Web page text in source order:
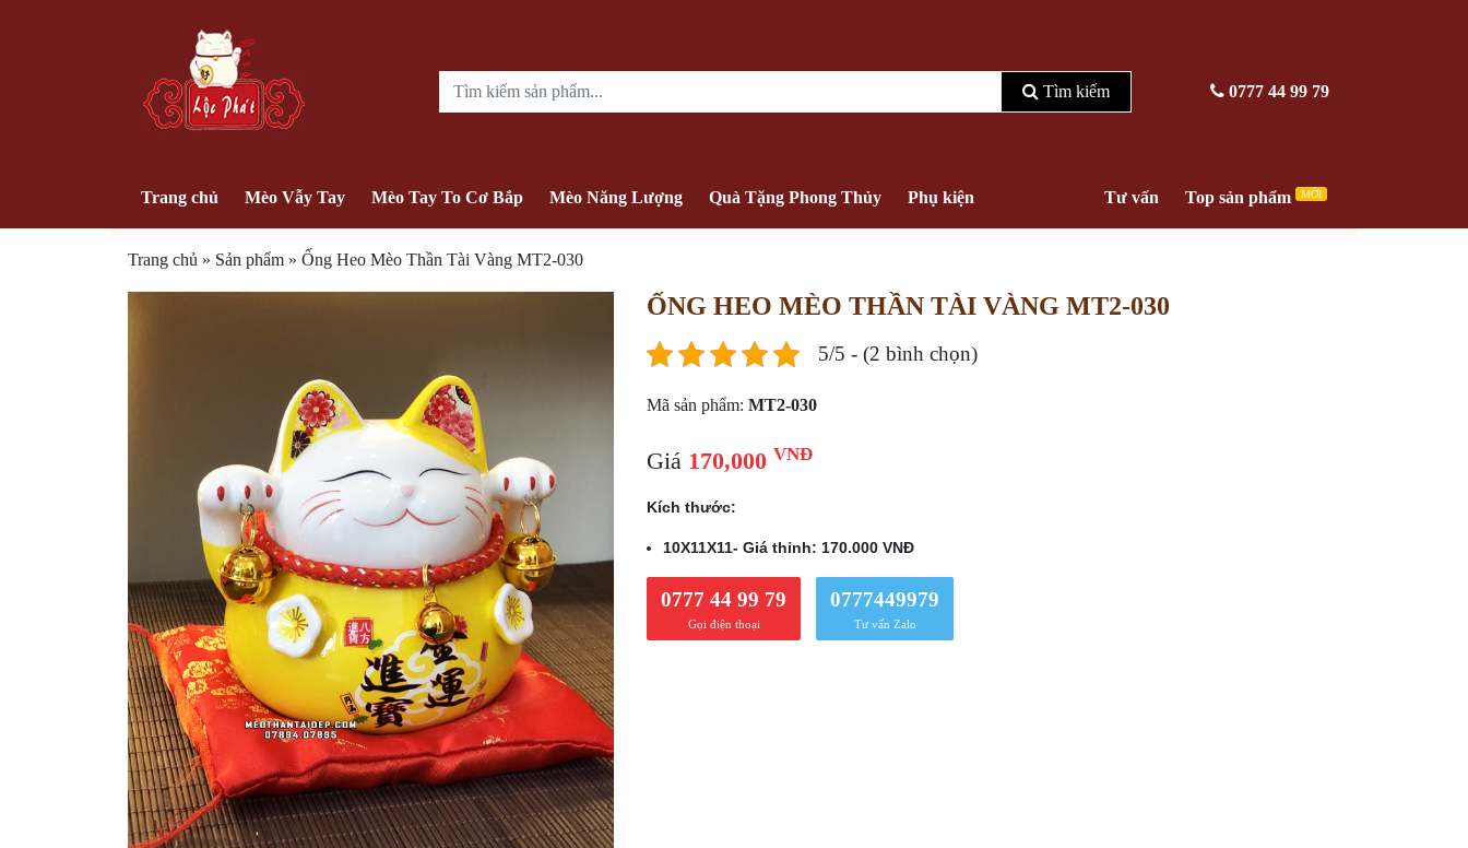
Tìm kiếm 0777 44 99 79
Trang chủ Mèo Vẫy Tay Mèo Tay To Cơ Bắp Mèo Năng Lượng Quà Tặng Phong Thủy Phụ kiện Tư vấn Top sản phẩm MỚI
Trang chủ » Sản phẩm » Ống Heo Mèo Thần Tài Vàng MT2-030
ỐNG HEO MÈO THẦN TÀI VÀNG MT2-030
5/5 - (2 bình chọn)
Mã sản phẩm: MT2-030
Giá 170,000 VNĐ
Kích thước:
10X11X11- Giá thỉnh: 170.000 VNĐ
0777 44 99 79
Gọi điện thoại
0777449979
Tư vấn Zalo